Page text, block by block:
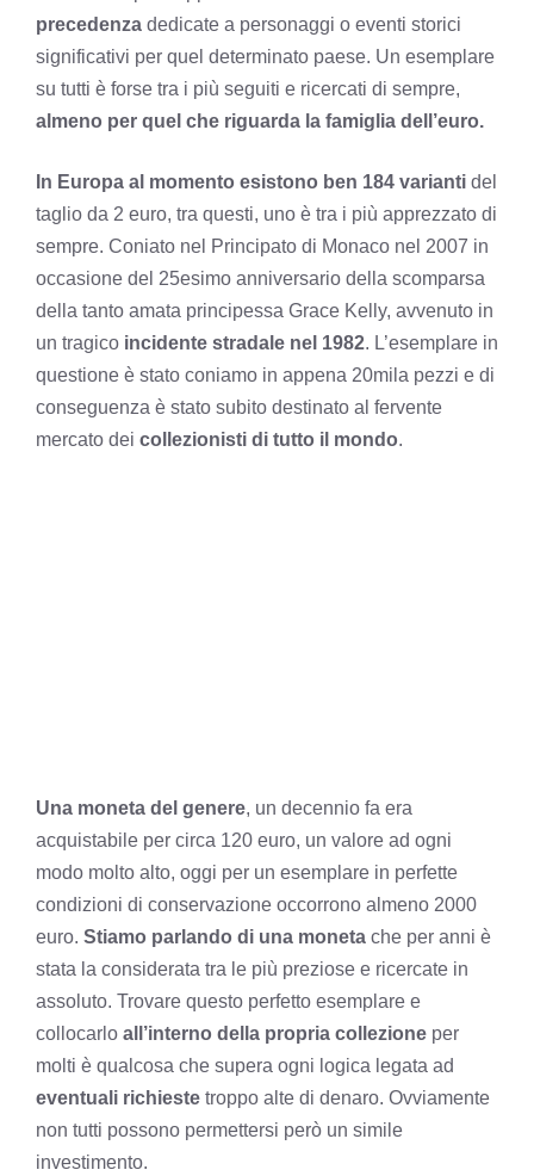
precedenza dedicate a personaggi o eventi storici
significativi per quel determinato paese. Un esemplare
su tutti è forse tra i più seguiti e ricercati di sempre,
almeno per quel che riguarda la famiglia dell’euro.
In Europa al momento esistono ben 184 varianti del
taglio da 2 euro, tra questi, uno è tra i più apprezzato di
sempre. Coniato nel Principato di Monaco nel 2007 in
occasione del 25esimo anniversario della scomparsa
della tanto amata principessa Grace Kelly, avvenuto in
un tragico incidente stradale nel 1982. L’esemplare in
questione è stato coniamo in appena 20mila pezzi e di
conseguenza è stato subito destinato al fervente
mercato dei collezionisti di tutto il mondo.
Una moneta del genere, un decennio fa era
acquistabile per circa 120 euro, un valore ad ogni
modo molto alto, oggi per un esemplare in perfette
condizioni di conservazione occorrono almeno 2000
euro. Stiamo parlando di una moneta che per anni è
stata la considerata tra le più preziose e ricercate in
assoluto. Trovare questo perfetto esemplare e
collocarlo all’interno della propria collezione per
molti è qualcosa che supera ogni logica legata ad
eventuali richieste troppo alte di denaro. Ovviamente
non tutti possono permettersi però un simile
investimento.